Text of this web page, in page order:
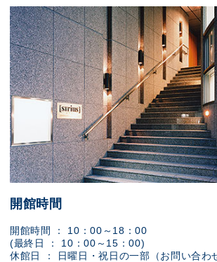
開館時間
開館時間 ： 10：00～18：00
(最終日 ： 10：00～15：00)
休館日 ： 日曜日・祝日の一部（お問い合わ